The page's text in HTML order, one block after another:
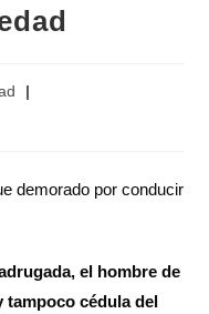
el hombre de
tampoco cédula del